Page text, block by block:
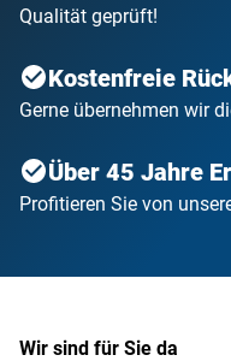
Qualität geprüft!
Kostenfreie
Gerne übernehmen wir
Über 45 Jahre
Profitieren Sie von
Wir sind für Sie da